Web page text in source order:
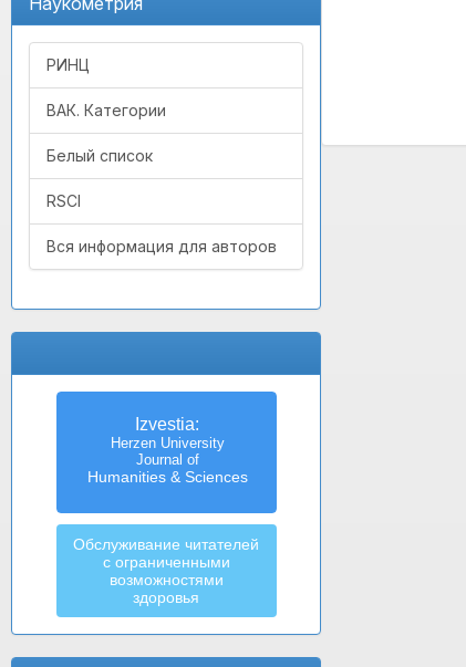
РИНЦ
ВАК. Категории
Белый список
RSCI
Вся информация для авторов
Izvestia:
Herzen University
Journal of
Humanities & Sciences
Обслуживание читателей
с ограниченными
возможностями
здоровья